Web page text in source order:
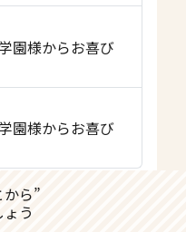
園様からお喜び
園様からお喜び
ら”
う